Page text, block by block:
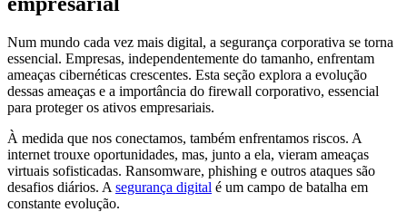
Num mundo cada vez mais digital, a segurança corporativa se torna
essencial. Empresas, independentemente do tamanho, enfrentam
ameaças cibernéticas crescentes. Esta seção explora a evolução
dessas ameaças e a importância do firewall corporativo, essencial
para proteger os ativos empresariais.
À medida que nos conectamos, também enfrentamos riscos. A
internet trouxe oportunidades, mas, junto a ela, vieram ameaças
virtuais sofisticadas. Ransomware, phishing e outros ataques são
desafios diários. A segurança digital é um campo de batalha em
constante evolução.